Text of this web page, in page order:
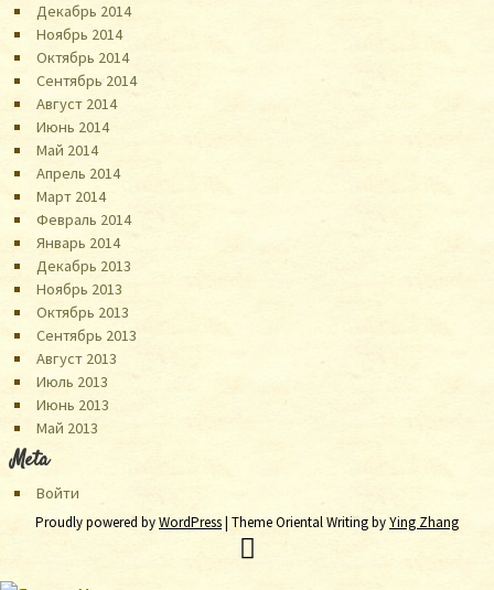
Декабрь 2014
Ноябрь 2014
Октябрь 2014
Сентябрь 2014
Август 2014
Июнь 2014
Май 2014
Апрель 2014
Март 2014
Февраль 2014
Январь 2014
Декабрь 2013
Ноябрь 2013
Октябрь 2013
Сентябрь 2013
Август 2013
Июль 2013
Июнь 2013
Май 2013
Meta
Войти
Proudly powered byWordPress| Theme Oriental Writing byYing Zhang